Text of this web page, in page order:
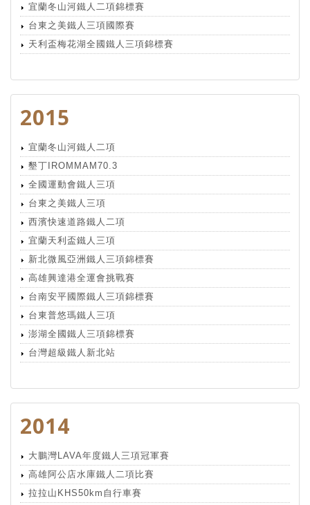
宜蘭冬山河鐵人二項錦標賽
台東之美鐵人三項國際賽
天利盃梅花湖全國鐵人三項錦標賽
2015
宜蘭冬山河鐵人二項
墾丁IROMMAM70.3
全國運動會鐵人三項
台東之美鐵人三項
西濱快速道路鐵人二項
宜蘭天利盃鐵人三項
新北微風亞洲鐵人三項錦標賽
高雄興達港全運會挑戰賽
台南安平國際鐵人三項錦標賽
台東普悠瑪鐵人三項
澎湖全國鐵人三項錦標賽
台灣超級鐵人新北站
2014
大鵬灣LAVA年度鐵人三項冠軍賽
高雄阿公店水庫鐵人二項比賽
拉拉山KHS50km自行車賽